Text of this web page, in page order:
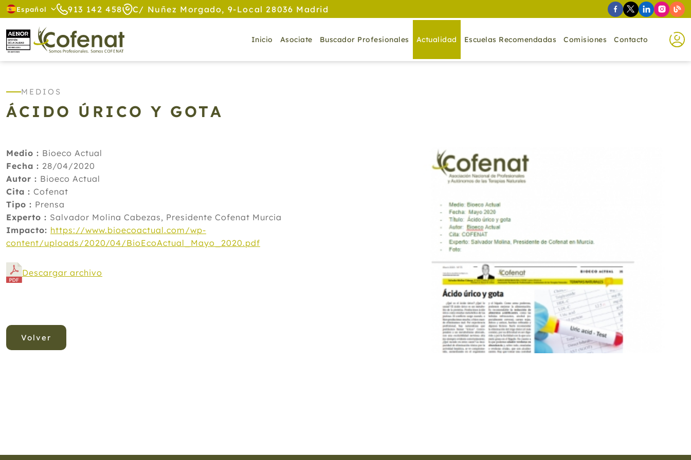
Español 913 142 458 C/ Nuñez Morgado, 9-Local 28036 Madrid
Inicio Asociate Buscador Profesionales Actualidad Escuelas Recomendadas Comisiones Contacto
MEDIOS
ÁCIDO ÚRICO Y GOTA
Medio : Bioeco Actual
Fecha : 28/04/2020
Autor : Bioeco Actual
Cita : Cofenat
Tipo : Prensa
Experto : Salvador Molina Cabezas, Presidente Cofenat Murcia
Impacto: https://www.bioecoactual.com/wp-
content/uploads/2020/04/BioEcoActual_Mayo_2020.pdf
Descargar archivo
Volver